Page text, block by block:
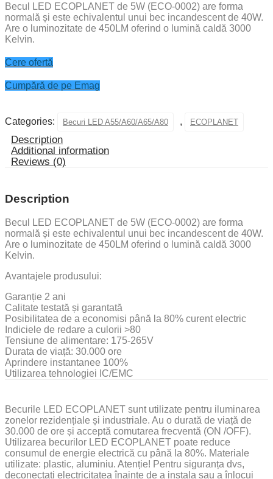
Becul LED ECOPLANET de 5W (ECO-0002) are forma
normală și este echivalentul unui bec incandescent de 40W.
Are o luminozitate de 450LM oferind o lumină caldă 3000
Kelvin.
Cere ofertă
Cumpără de pe Emag
Categories: Becuri LED A55/A60/A65/A80 , ECOPLANET
Description
Additional information
Reviews (0)
Description
Becul LED ECOPLANET de 5W (ECO-0002) are forma
normală și este echivalentul unui bec incandescent de 40W.
Are o luminozitate de 450LM oferind o lumină caldă 3000
Kelvin.
Avantajele produsului:
Garanție 2 ani
Calitate testată și garantată
Posibilitatea de a economisi până la 80% curent electric
Indiciele de redare a culorii >80
Tensiune de alimentare: 175-265V
Durata de viață: 30.000 ore
Aprindere instantanee 100%
Utilizarea tehnologiei IC/EMC
Becurile LED ECOPLANET sunt utilizate pentru iluminarea
zonelor rezidențiale și industriale. Au o durată de viață de
30.000 de ore și acceptă comutarea frecventă (ON /OFF).
Utilizarea becurilor LED ECOPLANET poate reduce
consumul de energie electrică cu până la 80%. Materiale
utilizate: plastic, aluminiu. Atenție! Pentru siguranța dvs,
deconectați electricitatea înainte de a instala sau a înlocui